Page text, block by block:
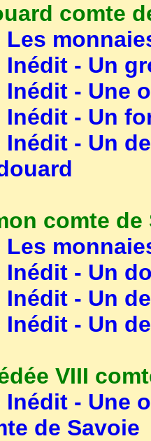
comte
Les
Inédit - Un
Inédit - Une
Inédit - Un
Inédit - Un
comte de
Les
Inédit - Un
Inédit - Un
Inédit - Un
VIII
Inédit - Une
de Savoie